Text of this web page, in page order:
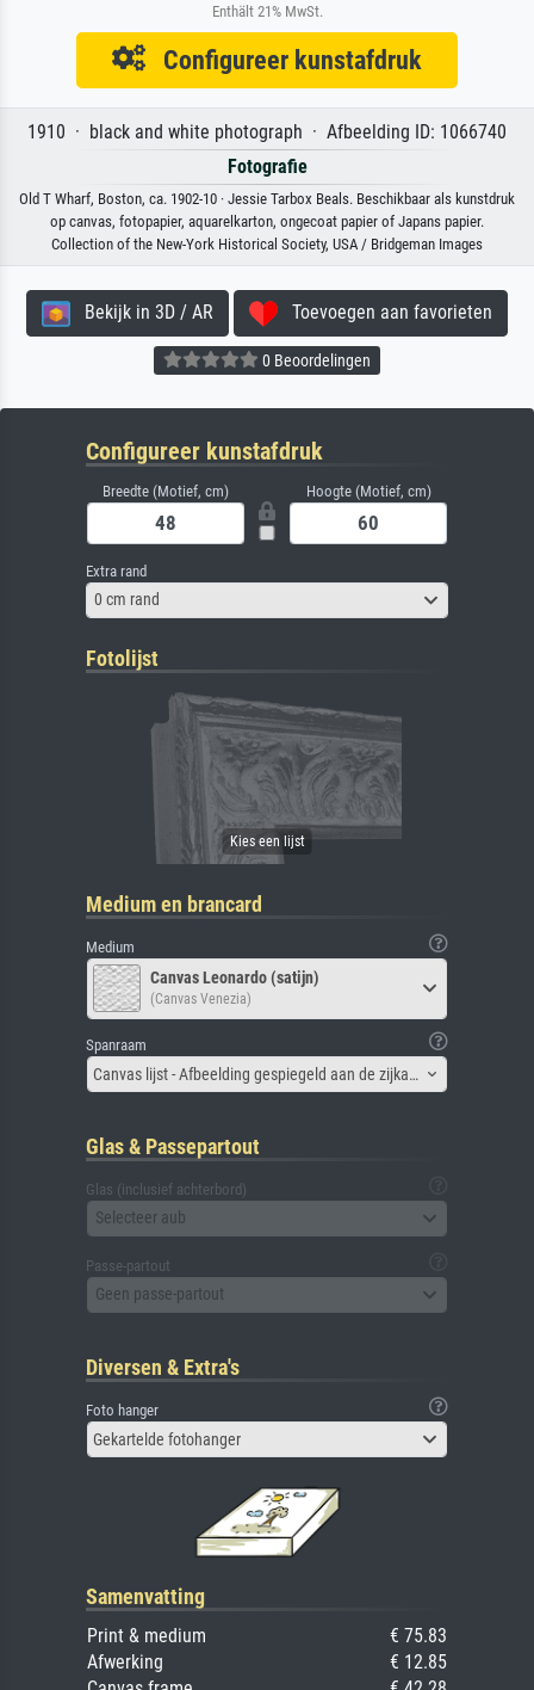
Enthält 21% MwSt.
Configureer kunstafdruk
1910 · black and white photograph · Afbeelding ID: 1066740
Fotografie
Old T Wharf, Boston, ca. 1902-10 · Jessie Tarbox Beals. Beschikbaar als kunstdruk
op canvas, fotopapier, aquarelkarton, ongecoat papier of Japans papier.
Collection of the New-York Historical Society, USA / Bridgeman Images
Bekijk in 3D / AR Toevoegen aan favorieten
0 Beoordelingen
Configureer kunstafdruk
Breedte (Motief, cm) Hoogte (Motief, cm)
Extra rand
0 cm rand
Fotolijst
Medium en brancard
Medium
Canvas Leonardo (satijn)
(Canvas Venezia)
Spanraam
Canvas lijst - Afbeelding gespiegeld aan de zijkant
Glas & Passepartout
Glas (inclusief achterbord)
Selecteer aub
Passe-partout
Geen passe-partout
Diversen & Extra's
Foto hanger
Gekartelde fotohanger
Samenvatting
Print & medium
€ 75.83
Afwerking
€ 12.85